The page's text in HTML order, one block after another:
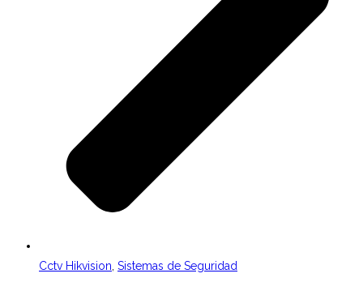
Cctv Hikvision, Sistemas de Seguridad